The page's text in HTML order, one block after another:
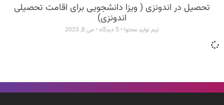
تحصیل در اندونزی ( ویزا دانشجویی برای اقامت تحصیلی
اندونزی)
تیم تولید محتوا می 8, 2023